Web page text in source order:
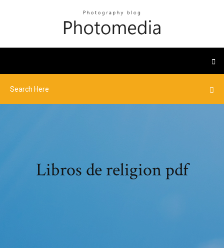
Libros de religion pdf